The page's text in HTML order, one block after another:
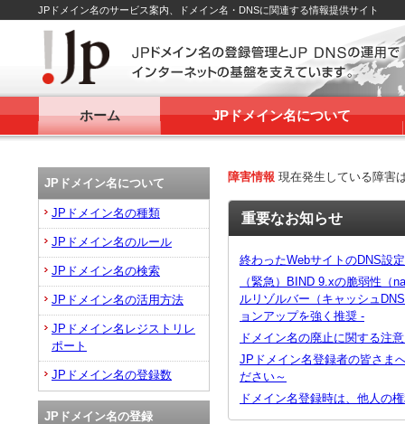
JPドメイン名のサービス案内、ドメイン名・DNSに関連する情報提供サイト
ホーム JPドメイン名について
障害情報 現在発生している障害
重要なお知らせ
終わったWebサイトのDNS設
（緊急）BIND 9.xの脆弱性（
ルリゾルバー（キャッシュ
ョンアップを強く推奨 -
ドメイン名の廃止に関する注
JPドメイン名登録者の皆さま
ださい～
ドメイン名登録時は、他人の
JPドメイン名について
JPドメイン名の種類
JPドメイン名のルール
JPドメイン名の検索
JPドメイン名の活用方法
JPドメイン名レジストリレ
ポート
JPドメイン名の登録数
JPドメイン名の登録